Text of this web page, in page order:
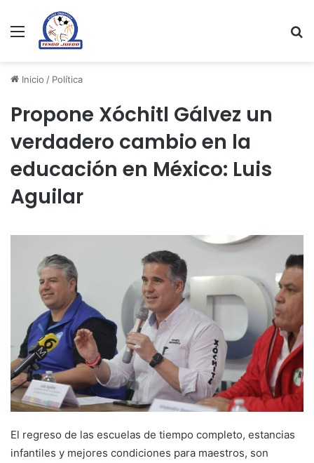
Menu
Inicio / Política
Propone Xóchitl Gálvez un
verdadero cambio en la
educación en México: Luis
Aguilar
El regreso de las escuelas de tiempo completo, estancias
infantiles y mejores condiciones para maestros, son